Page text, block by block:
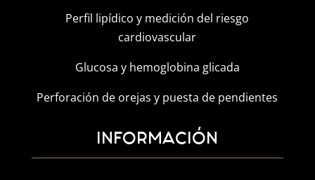
Perfil lipídico y medición del riesgo
cardiovascular
Glucosa y hemoglobina glicada
Perforación de orejas y puesta de pendientes
INFORMACIÓN